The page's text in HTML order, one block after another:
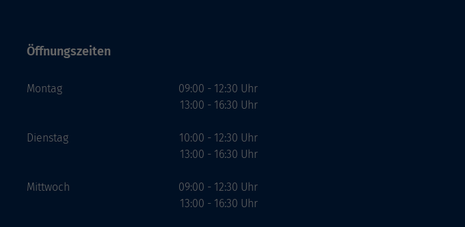
Öffnungszeiten
Montag
Dienstag
Mittwoch
09:00 - 12:30 Uhr
13:00 - 16:30 Uhr
10:00 - 12:30 Uhr
13:00 - 16:30 Uhr
09:00 - 12:30 Uhr
13:00 - 16:30 Uhr